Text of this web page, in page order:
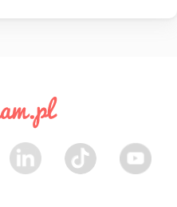
LinkedIn TikTok Youtube